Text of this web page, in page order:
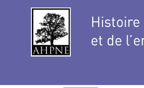
et de